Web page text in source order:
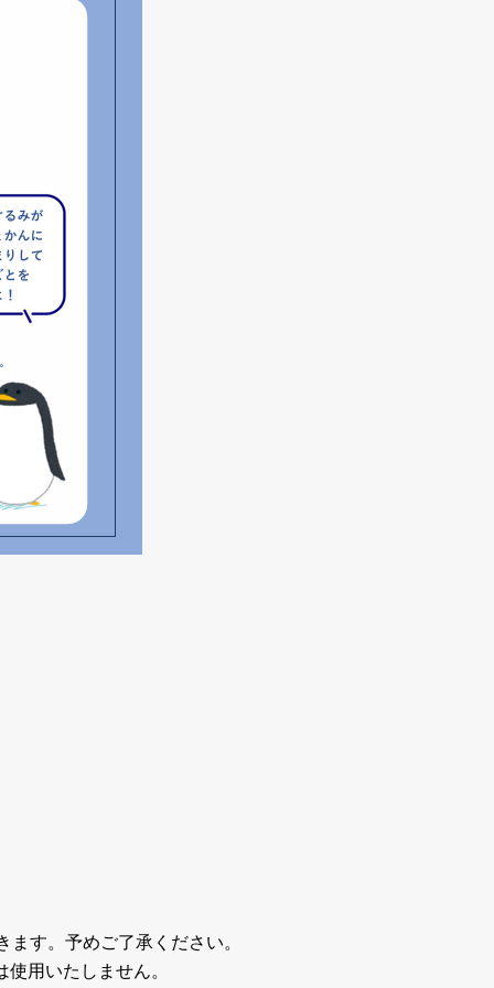
す。予めご了承ください。
用いたしません。